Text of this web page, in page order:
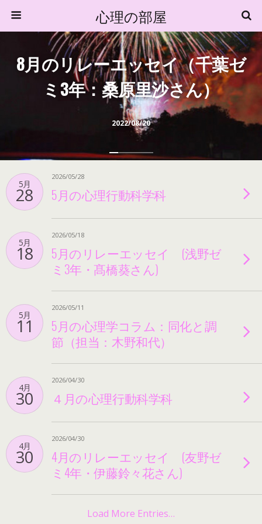
心理の部屋
2022/08/20
8月のリレーエッセイ（千葉ゼ
ミ3年：桑原里沙さん）
5月
28
2026/05/28
5月の心理行動科学科
5月
18
2026/05/18
5月のリレーエッセイ (浅野ゼ
ミ3年・髙橋葵さん)
5月
11
2026/05/11
5月の心理学コラム：同化と調
節（担当：木野和代）
4月
30
2026/04/30
４月の心理行動科学科
4月
30
2026/04/30
4月のリレーエッセイ (友野ゼ
ミ4年・伊藤鈴々花さん)
Load More Entries…